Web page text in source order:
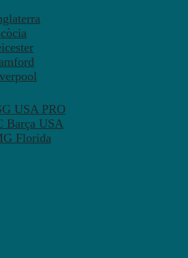
USA PRO
Barça USA
Florida